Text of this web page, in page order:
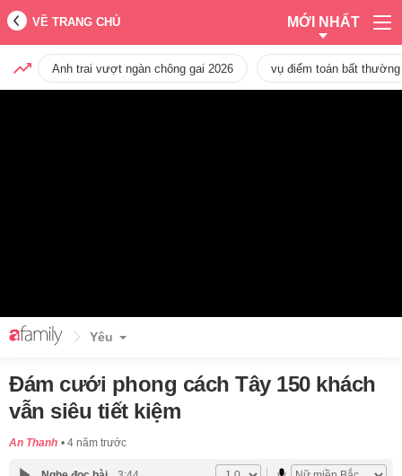
VỀ TRANG CHỦ MỚI NHẤT
Anh trai vượt ngàn chông gai 2026 vụ điểm toán bất
Yêu
Đám cưới phong cách Tây 150 khách
vẫn siêu tiết kiệm
An Thanh 4 năm trước